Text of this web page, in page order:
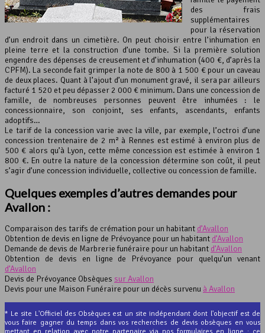
des frais
supplémentaires
pour la réservation
d’un endroit dans un cimetière. On peut choisir entre l’inhumation en
pleine terre et la construction d’une tombe. Si la première solution
engendre des dépenses de creusement et d’inhumation (400 €, d’après la
CPFM). La seconde fait grimper la note de 800 à 1 500 € pour un caveau
de deux places. Quant à l’ajout d’un monument gravé, il sera par ailleurs
facturé 1 520 et peu dépasser 2 000 € minimum. Dans une concession de
famille, de nombreuses personnes peuvent être inhumées : le
concessionnaire, son conjoint, ses enfants, ascendants, enfants
adoptifs…
Le tarif de la concession varie avec la ville, par exemple, l’octroi d’une
concession trentenaire de 2 m² à Rennes est estimé à environ plus de
500 € alors qu’à Lyon, cette même concession est estimée à environ 1
800 €. En outre la nature de la concession détermine son coût, il peut
s’agir d’une concession individuelle, collective ou concession de famille.
Quelques exemples d’autres demandes pour
Avallon :
Comparaison des tarifs de crémation pour un habitant d’Avallon
Obtention de devis en ligne de Prévoyance pour un habitant d’Avallon
Demande de devis de Marbrerie funéraire pour un habitant d’Avallon
Obtention de devis en ligne de Prévoyance pour quelqu’un venant
d’Avallon
Devis de Prévoyance Obsèques sur Avallon
Devis pour une Maison Funéraire pour un décès survenu à Avallon
* Le site L'Officiel des Obsèques est un site indépendant dont l'objectif est de
vous faire gagner du temps dans vos recherches de devis obsèques en vous